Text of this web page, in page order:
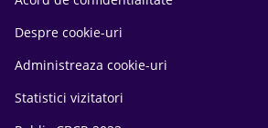
Despre cookie-uri
Administreaza cookie-uri
Statistici vizitatori